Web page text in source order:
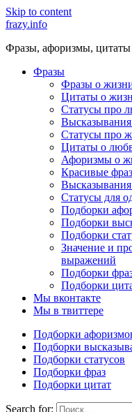
Skip to content
frazy.info
Фразы, афоризмы,
Фразы
Фразы о
Цитаты о
Статусы про
Статусы про
Цитаты о
Афоризмы о
Красивые
Статусы для
Подборки
Подборки
Подборки
Значение и
выражений
Подборки
Подборки
Мы вконтакте
Мы в твиттере
Подборки
Подборки
Подборки статусов
Подборки фраз
Подборки цитат
Search for: